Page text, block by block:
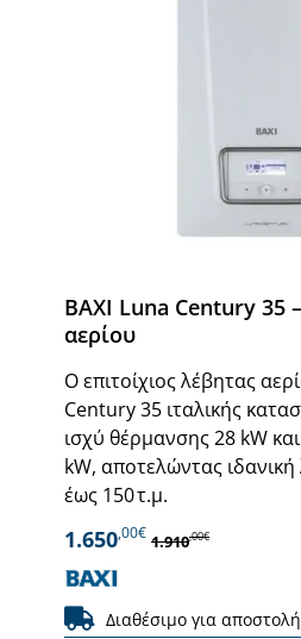
BAXI Luna Century 35
αερίου
Ο επιτοίχιος λέβητας
Century 35 ιταλικής
ισχύ θέρμανσης 28 kW
kW, αποτελώντας ιδανική
έως 150 τ.μ.
1.650,00€ 1.910,00€
Διαθέσιμο για